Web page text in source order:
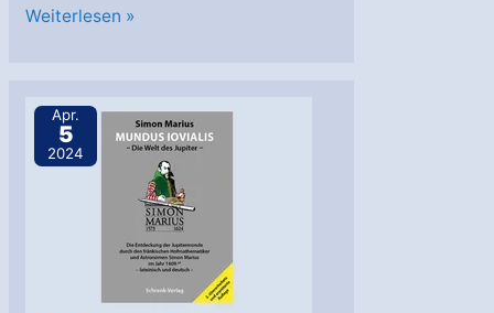
AstroGeo
Wunderwelt
wieso
Weiterlesen »
Apr.
5
2024